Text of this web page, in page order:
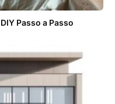
Passo a Passo